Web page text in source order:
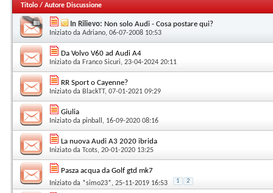
Titolo / Autore Discussione
In Rilievo: Non solo Audi - Cosa postare qui?
Iniziato da Adriano, 06-07-2008 10:53
Da Volvo V60 ad Audi A4
Iniziato da Franco Sicuri, 23-04-2024 20:11
RR Sport o Cayenne?
Iniziato da BlackTT, 07-01-2021 09:29
Giulia
Iniziato da pinball , 16-09-2020 08:16
La nuova Audi A3 2020 ibrida
Iniziato da Tcots, 20-01-2020 13:25
Pasza acqua da Golf gtd mk7
Iniziato da *simo23*, 25-11-2019 16:53 1 2